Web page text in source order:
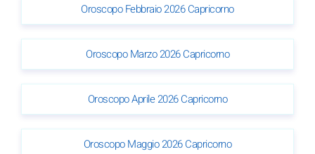
Oroscopo Febbraio 2026 Capricorno
Oroscopo Marzo 2026 Capricorno
Oroscopo Aprile 2026 Capricorno
Oroscopo Maggio 2026 Capricorno